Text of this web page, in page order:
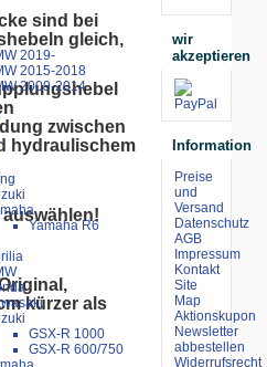
2019-
2015-2018
2009-2014
Yamaha R6
GSX-R 1000
GSX-R 600/750
sind bei
gleich,
zwischen
hydraulischem
kürzer als
wir
akzeptieren
Information
Preise
und
Versand
Datenschutz
AGB
Impressum
Kontakt
Site
Map
Aktionskupon
Newsletter
abbestellen
Widerrufsrecht